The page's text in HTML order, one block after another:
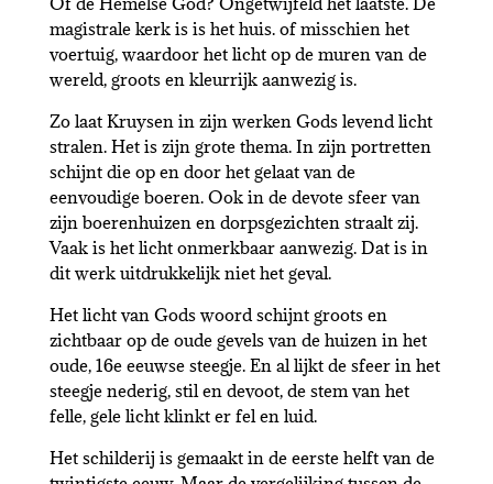
magistrale kerk is is het huis. of misschien het
voertuig, waardoor het licht op de muren van de
wereld, groots en kleurrijk aanwezig is.
Zo laat Kruysen in zijn werken Gods levend licht
stralen. Het is zijn grote thema. In zijn portretten
schijnt die op en door het gelaat van de
eenvoudige boeren. Ook in de devote sfeer van
zijn boerenhuizen en dorpsgezichten straalt zij.
Vaak is het licht onmerkbaar aanwezig. Dat is in
dit werk uitdrukkelijk niet het geval.
Het licht van Gods woord schijnt groots en
zichtbaar op de oude gevels van de huizen in het
oude, 16e eeuwse steegje. En al lijkt de sfeer in het
steegje nederig, stil en devoot, de stem van het
felle, gele licht klinkt er fel en luid.
Het schilderij is gemaakt in de eerste helft van de